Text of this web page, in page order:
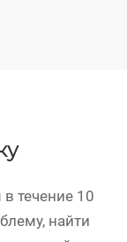
течение 10
найти